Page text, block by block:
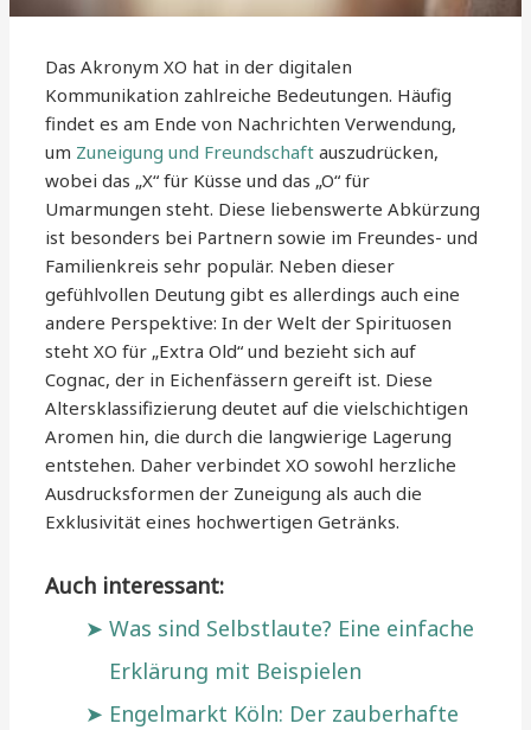
Das Akronym XO hat in der digitalen
Kommunikation zahlreiche Bedeutungen. Häufig
findet es am Ende von Nachrichten Verwendung,
um Zuneigung und Freundschaft auszudrücken,
wobei das „X“ für Küsse und das „O“ für
Umarmungen steht. Diese liebenswerte Abkürzung
ist besonders bei Partnern sowie im Freundes- und
Familienkreis sehr populär. Neben dieser
gefühlvollen Deutung gibt es allerdings auch eine
andere Perspektive: In der Welt der Spirituosen
steht XO für „Extra Old“ und bezieht sich auf
Cognac, der in Eichenfässern gereift ist. Diese
Altersklassifizierung deutet auf die vielschichtigen
Aromen hin, die durch die langwierige Lagerung
entstehen. Daher verbindet XO sowohl herzliche
Ausdrucksformen der Zuneigung als auch die
Exklusivität eines hochwertigen Getränks.
Auch interessant:
Was sind Selbstlaute? Eine einfache
Erklärung mit Beispielen
Engelmarkt Köln: Der zauberhafte